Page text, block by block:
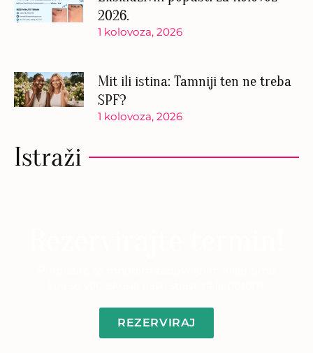
2026.
1 kolovoza, 2026
Mit ili istina: Tamniji ten ne treba
SPF?
1 kolovoza, 2026
Istraži
REZERVIRAJ